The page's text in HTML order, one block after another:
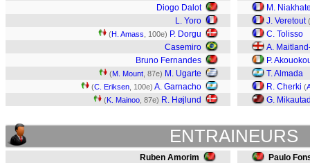
Diogo Dalot
L. Yoro
(H. Amass , 100e) P. Dorgu
Casemiro
Bruno Fernandes
(M. Mount , 87e) M. Ugarte
(C. Eriksen , 100e) A. Garnacho
(K. Mainoo , 87e) R. Højlund
M.
J. Veretout (
C. Tolisso
A.
P.
T. Almada
R. Cherki (
G.
ENTRAINEURS
Ruben Amorim Paulo